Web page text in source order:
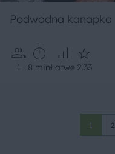
Podwodna kanapka
1 8 minŁatwe 2.33
1 2